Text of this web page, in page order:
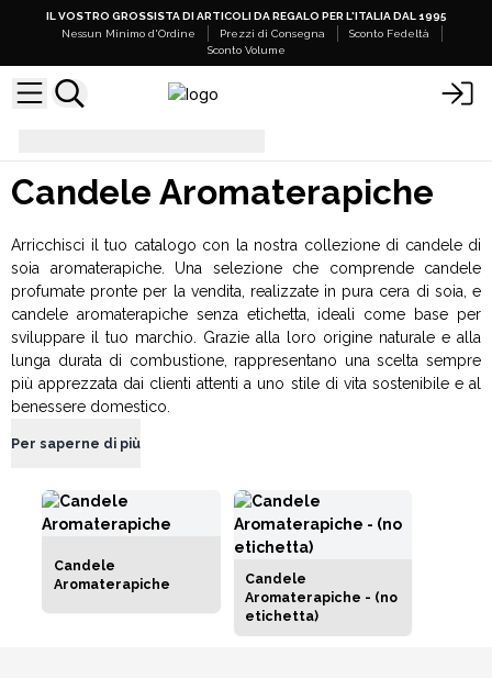
IL VOSTRO GROSSISTA DI ARTICOLI DA REGALO PER L'ITALIA DAL 1995
Nessun Minimo d'Ordine
Prezzi di Consegna
Sconto Fedeltà
Sconto Volume
Candele Aromaterapiche
Arricchisci il tuo catalogo con la nostra collezione di candele di
soia aromaterapiche. Una selezione che comprende candele
profumate pronte per la vendita, realizzate in pura cera di soia, e
candele aromaterapiche senza etichetta, ideali come base per
sviluppare il tuo marchio. Grazie alla loro origine naturale e alla
lunga durata di combustione, rappresentano una scelta sempre
più apprezzata dai clienti attenti a uno stile di vita sostenibile e al
benessere domestico.
Per saperne di più
Candele
Aromaterapiche
Candele
Aromaterapiche - (no
etichetta)